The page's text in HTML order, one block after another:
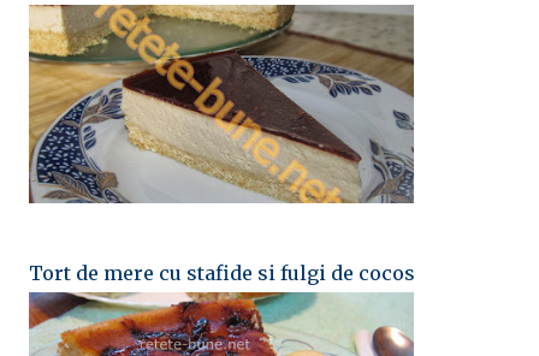
Tort de mere cu stafide si fulgi de cocos